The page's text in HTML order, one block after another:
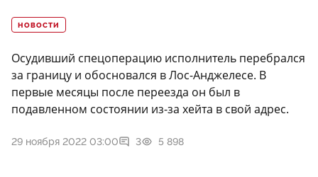
НОВОСТИ
Осудивший спецоперацию исполнитель перебрался
за границу и обосновался в Лос-Анджелесе. В
первые месяцы после переезда он был в
подавленном состоянии из-за хейта в свой адрес.
29 ноября 2022 03:00 3 5 898